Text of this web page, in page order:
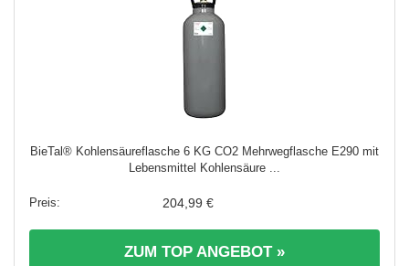
BieTal® Kohlensäureflasche 6 KG CO2 Mehrwegflasche E290 mit
Lebensmittel Kohlensäure ...
204,99 €
ZUM TOP ANGEBOT »